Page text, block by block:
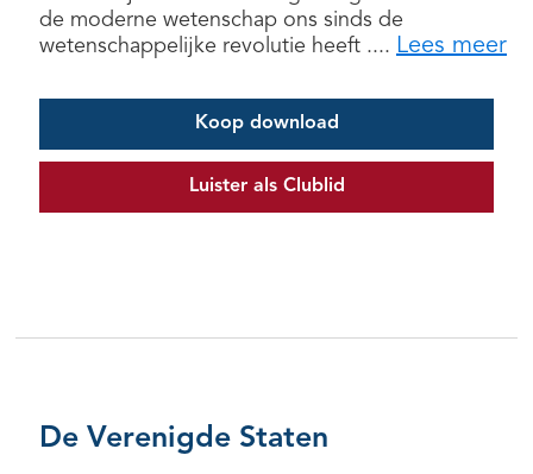
de moderne wetenschap ons sinds de
wetenschappelijke revolutie heeft .... Lees meer
Koop download
Luister als Clublid
De Verenigde Staten